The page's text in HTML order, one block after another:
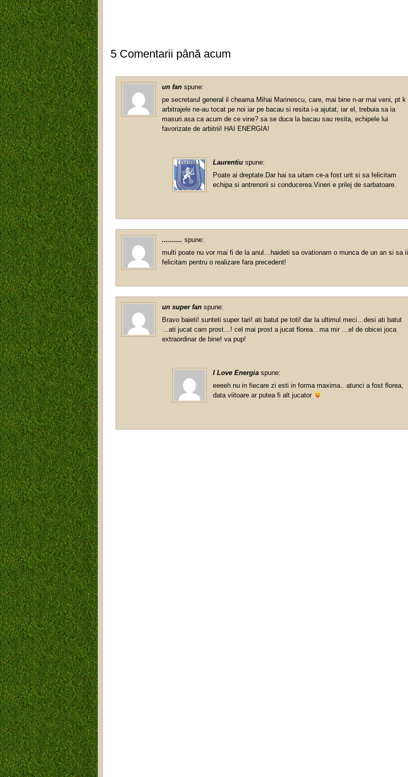
5 Comentarii până acum
un fan spune:
pe secretarul general il cheama Mihai Marinescu, care, mai bine n-ar mai veni, pt k
arbitrajele ne-au tocat pe noi iar pe bacau si resita i-a ajutat, iar el, trebuia sa ia
masuri.asa ca acum de ce vine? sa se duca la bacau sau resita, echipele lui
favorizate de arbitrii! HAI ENERGIA!
Laurentiu spune:
Poate ai dreptate.Dar hai sa uitam ce-a fost urit si sa felicitam
echipa si antrenorii si conducerea.Vineri e prilej de sarbatoare.
.......... spune:
multi poate nu vor mai fi de la anul…haideti sa ovationam o munca de un an si sa ii
felicitam pentru o realizare fara precedent!
un super fan spune:
Bravo baieti! sunteti super tari! ati batut pe toti! dar la ultimul meci…desi ati batut
…ati jucat cam prost…! cel mai prost a jucat florea…ma mir …el de obicei joca
extraordinar de bine! va pup!
I Love Energia spune:
eeeeh nu in fiecare zi esti in forma maxima.. atunci a fost florea,
data viitoare ar putea fi alt jucator